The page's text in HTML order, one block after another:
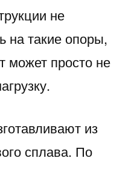
не
на такие опоры,
может просто не
из
сплава. По